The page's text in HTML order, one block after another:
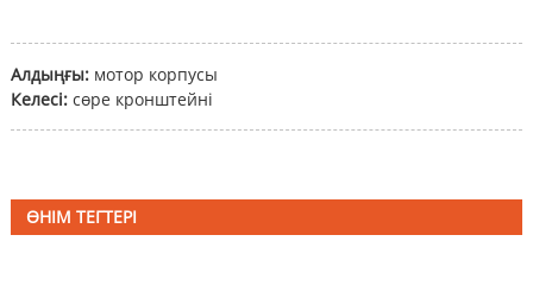
Алдыңғы: мотор корпусы
Келесі: сөре кронштейні
ӨНІМ ТЕГТЕРІ